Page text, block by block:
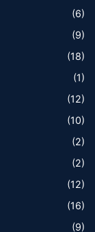
(6)
(9)
(18)
(1)
(12)
(10)
(2)
(2)
(12)
(16)
(9)